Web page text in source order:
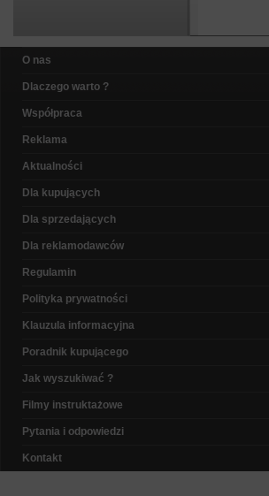
O nas
Dlaczego warto ?
Współpraca
Reklama
Aktualności
Dla kupujących
Dla sprzedających
Dla reklamodawców
Regulamin
Polityka prywatności
Klauzula informacyjna
Poradnik kupującego
Jak wyszukiwać ?
Filmy instruktażowe
Pytania i odpowiedzi
Kontakt